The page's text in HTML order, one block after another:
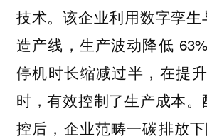
技术。该企业利用数字孪
造产线，生产波动降低
停机时长缩减过半，在提
时，有效控制了生产成本
控后，企业范畴一碳排放